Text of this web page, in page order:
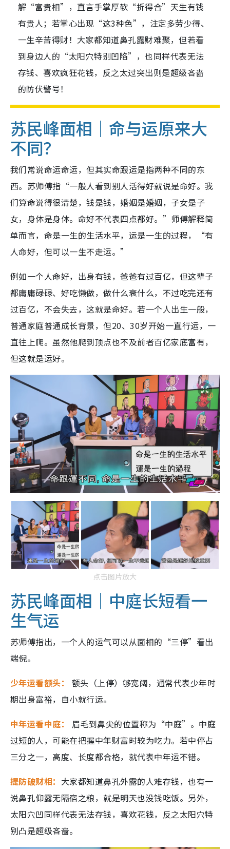
解“富贵相”，直言手掌厚软“折得合”天生有钱
有贵人；若掌心出现“这3种色”，注定多劳少得、
一生辛苦得财！大家都知道鼻孔露财难聚，但若看
到身边人的“太阳穴特别凹陷”，也同样代表无法
存钱、喜欢疯狂花钱，反之太过突出则是超级吝啬
的防伏警号！
苏民峰面相｜命与运原来大
不同？
我们常说命运命运，但其实命跟运是指两种不同的东
西。苏师傅指“一般人看到别人活得好就说是命好。我
们算命说得很清楚，钱是钱，婚姻是婚姻，子女是子
女，身体是身体。命好不代表四点都好。”师傅解释简
单而言，命是一生的生活水平，运是一生的过程，“有
人命好，但可以一生不走运。”
例如一个人命好，出身有钱，爸爸有过百亿，但这辈子
都庸庸碌碌、好吃懒做，做什么衰什么，不过吃完还有
过百亿，不会失去，这就是命好。若一个人出生一般，
普通家庭普通成长背景，但20、30岁开始一直行运，一
直往上爬。虽然他爬到顶点也不及前者百亿家底富有，
但这就是运好。
点击图片放大
苏民峰面相｜中庭长短看一
生气运
苏师傅指出，一个人的运气可以从面相的“三停”看出
端倪。
少年运看额头：
额头（上停）够宽阔，通常代表少年时
期出身富裕，自小就行运。
中年运看中庭：
眉毛到鼻尖的位置称为“中庭”。中庭
过短的人，可能在把握中年财富时较为吃力。若中停占
三分之一，高度、长度都合格，就代表中年运不错。
提防破财相： 大家都知道鼻孔外露的人难存钱，也有一
说鼻孔仰露无隔宿之粮，就是明天也没钱吃饭。另外，
太阳穴凹同样代表无法存钱，喜欢花钱，反之太阳穴特
别凸是超级吝啬。